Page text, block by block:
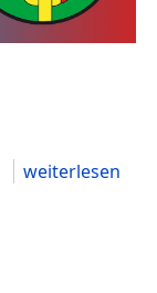
weiterlesen